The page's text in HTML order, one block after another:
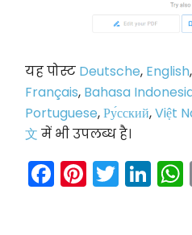
यह पोस्ट Deutsche, English,
Français, Bahasa
Portuguese,Ру́сский,Việt
文 में भी उपलब्ध है।
Facebook